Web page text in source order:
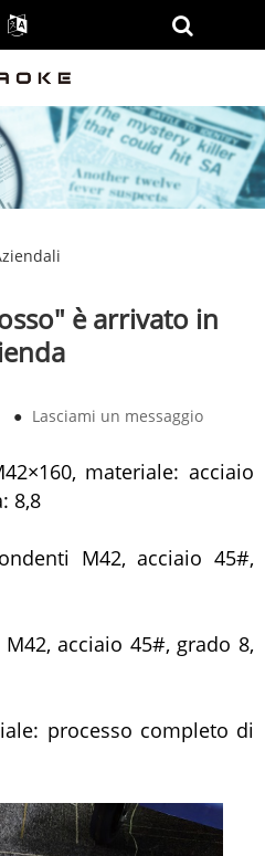
è arrivato in
● Lasciami un messaggio
materiale: acciaio
8,8
M42, acciaio 45#,
acciaio 45#, grado 8,
processo completo di